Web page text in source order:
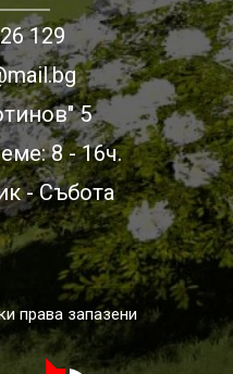
129
5
8 - 16ч.
- Събота
права запазени